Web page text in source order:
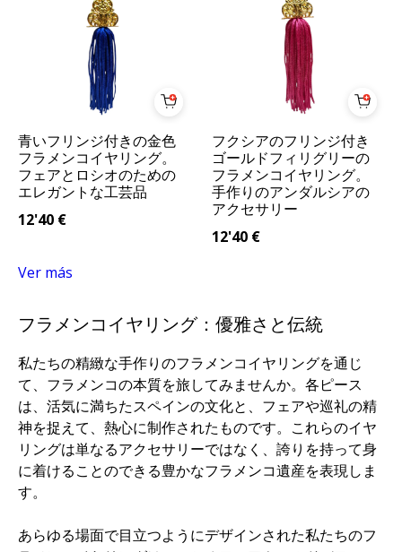
青いフリンジ付きの金色
フラメンコイヤリング。
フェアとロシオのための
エレガントな工芸品
12'40 €
フクシアのフリンジ付き
ゴールドフィリグリーの
フラメンコイヤリング。
手作りのアンダルシアの
アクセサリー
12'40 €
Ver más
フラメンコイヤリング：優雅さと伝統
私たちの精緻な手作りのフラメンコイヤリングを通じ
て、フラメンコの本質を旅してみませんか。各ピース
は、活気に満ちたスペインの文化と、フェアや巡礼の精
神を捉えて、熱心に制作されたものです。これらのイヤ
リングは単なるアクセサリーではなく、誇りを持って身
に着けることのできる豊かなフラメンコ遺産を表現しま
す。
あらゆる場面で目立つようにデザインされた私たちのフ